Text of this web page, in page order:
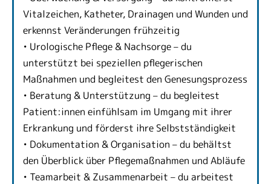
Vitalzeichen, Katheter, Drainagen und Wunden und
erkennst Veränderungen frühzeitig
• Urologische Pflege & Nachsorge – du
unterstützt bei speziellen pflegerischen
Maßnahmen und begleitest den Genesungsprozess
• Beratung & Unterstützung – du begleitest
Patient:innen einfühlsam im Umgang mit ihrer
Erkrankung und förderst ihre Selbstständigkeit
• Dokumentation & Organisation – du behältst
den Überblick über Pflegemaßnahmen und Abläufe
• Teamarbeit & Zusammenarbeit – du arbeitest